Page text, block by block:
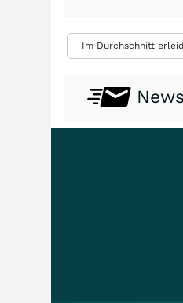
Im Durchschnitt